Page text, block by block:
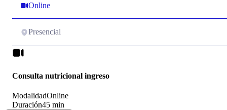
Online
Presencial
Consulta nutricional ingreso
ModalidadOnline
Duración45 min